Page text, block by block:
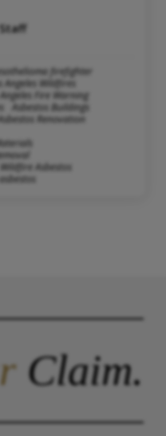
firefighter
Angeles Wildfires
Angeles Fire Warning
Asbestos Buildings
Renovation
Wildfire Asbestos
Claim.